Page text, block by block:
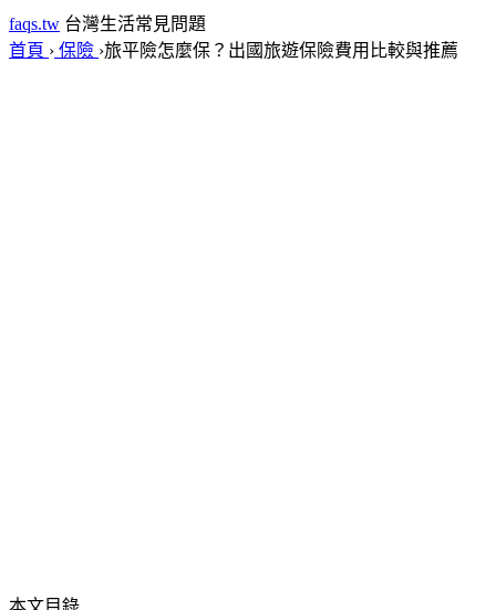
faqs.tw 台灣生活常見問題
首頁 › 保險 ›旅平險怎麼保？出國旅遊保險費用比較與推薦
本文目錄